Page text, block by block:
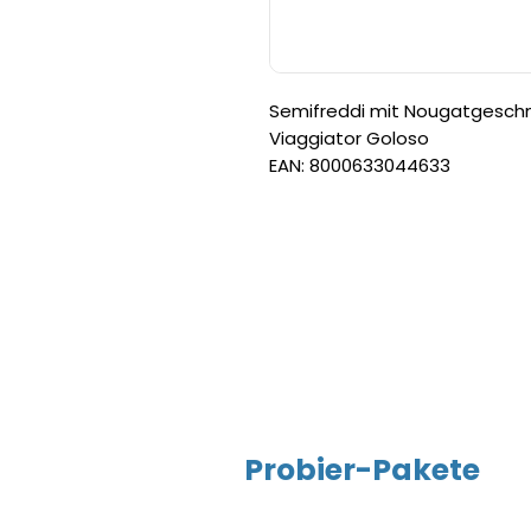
Semifreddi mit
Viaggiator Goloso
EAN: 8000633044633
Probier-Pakete